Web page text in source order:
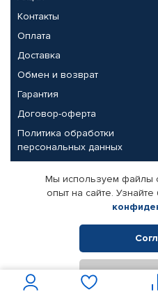
Контакты
Оплата
Доставка
Обмен и возврат
Гарантия
Договор-оферта
Политика обработки
персональных данных
Партнерам
Корпоративным клиентам
Поставщикам
© КАМАЗ ЦЕНТР ДОНЕЦК, 2015-
Интернет-магазин
Мы используем файлы
опыт на сайте.